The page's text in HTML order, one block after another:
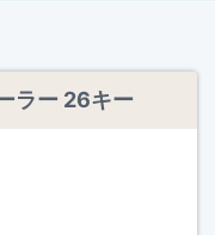
ラー 26キー